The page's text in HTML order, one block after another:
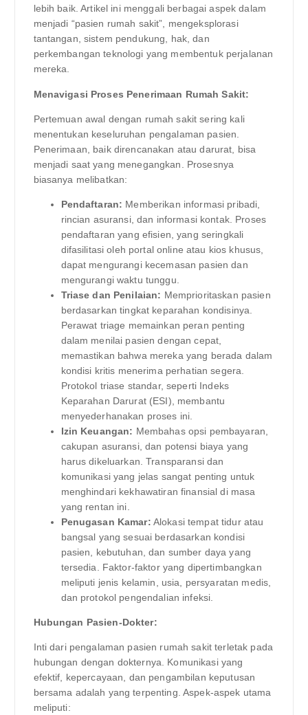
lebih baik. Artikel ini menggali berbagai aspek dalam
menjadi “pasien rumah sakit”, mengeksplorasi
tantangan, sistem pendukung, hak, dan
perkembangan teknologi yang membentuk perjalanan
mereka.
Menavigasi Proses Penerimaan Rumah Sakit:
Pertemuan awal dengan rumah sakit sering kali
menentukan keseluruhan pengalaman pasien.
Penerimaan, baik direncanakan atau darurat, bisa
menjadi saat yang menegangkan. Prosesnya
biasanya melibatkan:
Pendaftaran: Memberikan informasi pribadi,
rincian asuransi, dan informasi kontak. Proses
pendaftaran yang efisien, yang seringkali
difasilitasi oleh portal online atau kios khusus,
dapat mengurangi kecemasan pasien dan
mengurangi waktu tunggu.
Triase dan Penilaian: Memprioritaskan pasien
berdasarkan tingkat keparahan kondisinya.
Perawat triage memainkan peran penting
dalam menilai pasien dengan cepat,
memastikan bahwa mereka yang berada dalam
kondisi kritis menerima perhatian segera.
Protokol triase standar, seperti Indeks
Keparahan Darurat (ESI), membantu
menyederhanakan proses ini.
Izin Keuangan: Membahas opsi pembayaran,
cakupan asuransi, dan potensi biaya yang
harus dikeluarkan. Transparansi dan
komunikasi yang jelas sangat penting untuk
menghindari kekhawatiran finansial di masa
yang rentan ini.
Penugasan Kamar: Alokasi tempat tidur atau
bangsal yang sesuai berdasarkan kondisi
pasien, kebutuhan, dan sumber daya yang
tersedia. Faktor-faktor yang dipertimbangkan
meliputi jenis kelamin, usia, persyaratan medis,
dan protokol pengendalian infeksi.
Hubungan Pasien-Dokter:
Inti dari pengalaman pasien rumah sakit terletak pada
hubungan dengan dokternya. Komunikasi yang
efektif, kepercayaan, dan pengambilan keputusan
bersama adalah yang terpenting. Aspek-aspek utama
meliputi: